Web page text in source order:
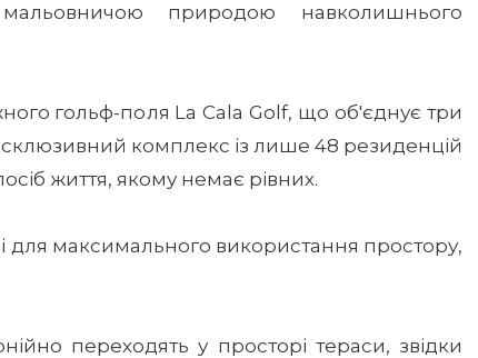
природою навколишнього
гольф-поля La Cala Golf, що об'єднує три
комплекс із лише 48 резиденцій
життя, якому немає рівних.
для максимального використання простору,
переходять у просторі тераси, звідки